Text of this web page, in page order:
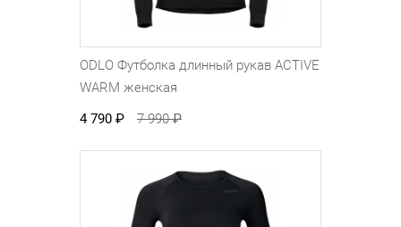
ODLO Футболка длинный рукав ACTIVE
WARM женская
4 790 ₽ 7 990₽